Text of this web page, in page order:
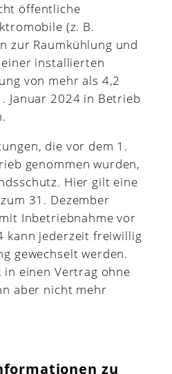
öffentliche
(z. B.
zur Raumkühlung und
installierten
von mehr als 4,2
Januar 2024 in Betrieb
die vor dem 1.
genommen wurden,
Hier gilt eine
31. Dezember
Inbetriebnahme vor
kann jederzeit freiwillig
gewechselt werden.
in einen Vertrag ohne
aber nicht mehr
zu